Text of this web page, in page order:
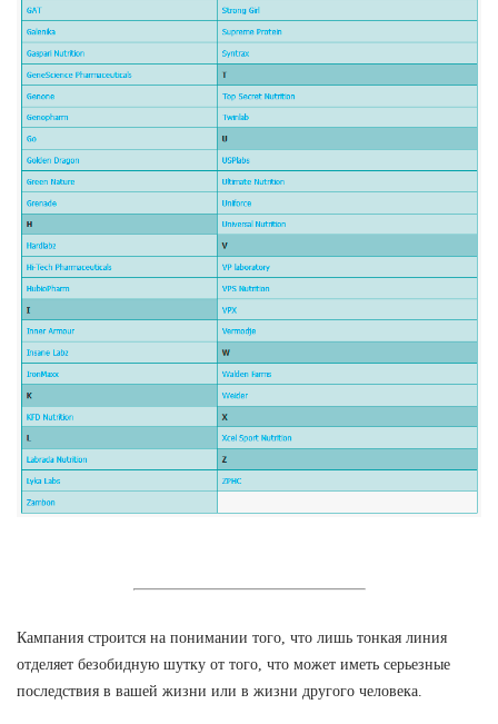
Кампания строится на понимании того, что лишь тонкая линия
отделяет безобидную шутку от того, что может иметь серьезные
последствия в вашей жизни или в жизни другого человека.